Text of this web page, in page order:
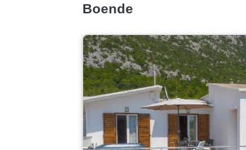
Boende